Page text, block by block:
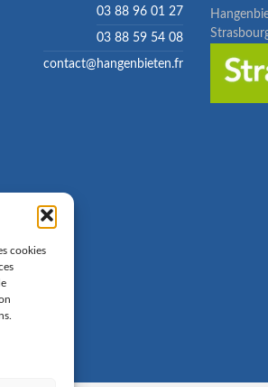
cookies
03 88 96 01 27
03 88 59 54 08
contact@hangenbieten.fr